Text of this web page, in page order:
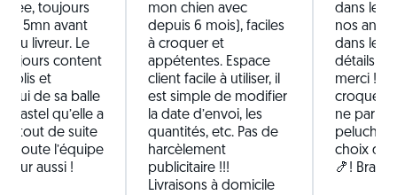
toujours
5mn avant
du livreur. Le
content
colis et
de sa balle
pastel qu’elle a
tout de suite
à toute l’équipe
aussi !
mon chien avec
depuis 6 mois), faciles
à croquer et
appétentes. Espace
client facile à utiliser, il
est simple de modifier
la date d’envoi, les
quantités, etc. Pas de
harcèlement
publicitaire !!!
Livraisons à domicile
dans le
nos
dans les
détails !
merci !
ne
peluches
choix de
🍤! Bravo